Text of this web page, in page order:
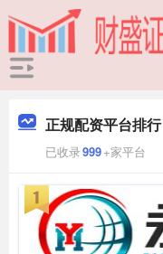
正规配资平台排行
已收录999+家平台